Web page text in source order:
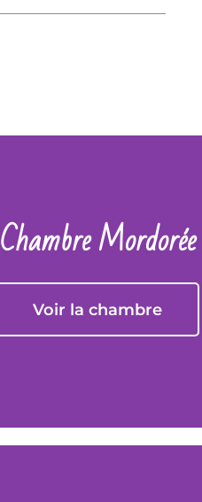
Chambre Mordorée
Voir la chambre